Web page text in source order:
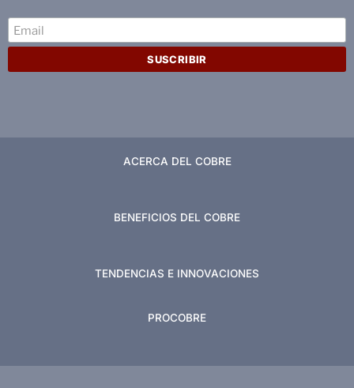
ACERCA DEL COBRE
BENEFICIOS DEL COBRE
TENDENCIAS E INNOVACIONES
PROCOBRE